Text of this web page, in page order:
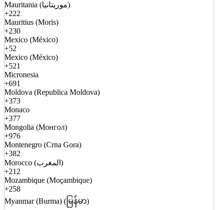
Mauritania (موريتانيا)
+222
Mauritius (Moris)
+230
Mexico (México)
+52
Mexico (México)
+521
Micronesia
+691
Moldova (Republica Moldova)
+373
Monaco
+377
Mongolia (Монгол)
+976
Montenegro (Crna Gora)
+382
Morocco (المغرب)
+212
Mozambique (Moçambique)
+258
Myanmar (Burma) (မြန်မာ)